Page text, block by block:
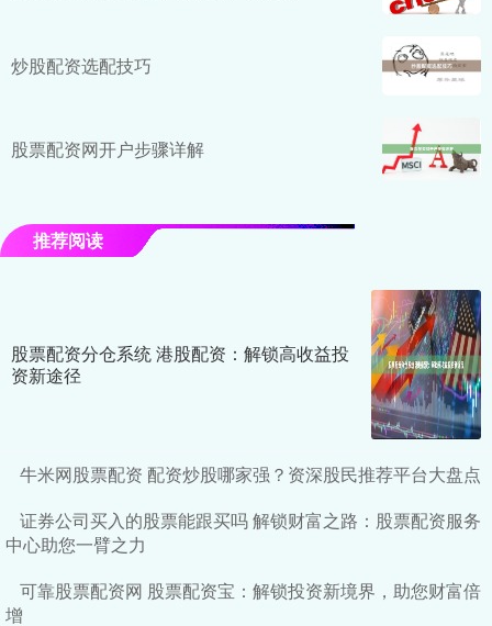
炒股配资选配技巧
股票配资网开户步骤详解
推荐阅读
股票配资分仓系统 港股配资：解锁高收益投
资新途径
牛米网股票配资 配资炒股哪家强？资深股民推荐平台大盘点
证券公司买入的股票能跟买吗 解锁财富之路：股票配资服务
中心助您一臂之力
可靠股票配资网 股票配资宝：解锁投资新境界，助您财富倍
增